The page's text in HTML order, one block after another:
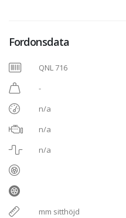
Fordonsdata
QNL 716
-
n/a
n/a
n/a
mm sitthöjd